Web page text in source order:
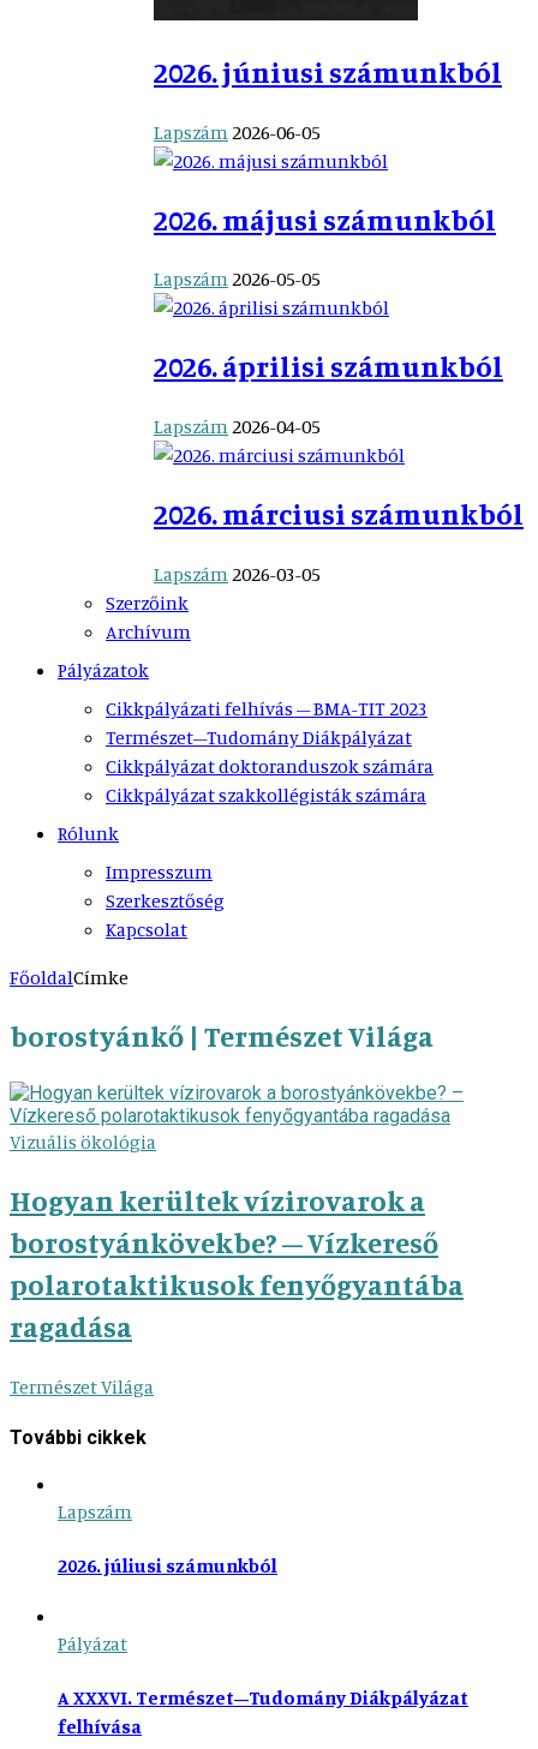
2026. júniusi számunkból
Lapszám 2026-06-05
2026. májusi számunkból
Lapszám2026-05-05
2026. áprilisi számunkból
Lapszám2026-04-05
2026. márciusi számunkból
Lapszám2026-03-05
Szerzőink
Archívum
Pályázatok
Cikkpályázati felhívás – BMA-TIT 2023
Természet–Tudomány Diákpályázat
Cikkpályázat doktoranduszok számára
Cikkpályázat szakkollégisták számára
Rólunk
Impresszum
Szerkesztőség
Kapcsolat
FőoldalCímke
borostyánkő | Természet Világa
Vizuális ökológia
Hogyan kerültek vízirovarok a
borostyánkövekbe? – Vízkereső
polarotaktikusok fenyőgyantába
ragadása
Természet Világa
További cikkek
Lapszám
2026. júliusi számunkból
Pályázat
A XXXVI. Természet–Tudomány Diákpályázat
felhívása